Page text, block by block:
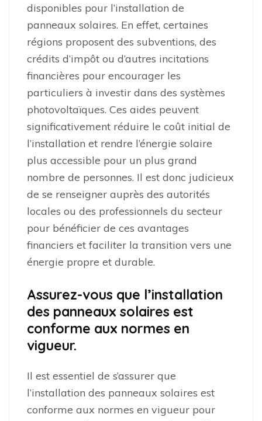
disponibles pour l’installation de
panneaux solaires. En effet, certaines
régions proposent des subventions, des
crédits d’impôt ou d’autres incitations
financières pour encourager les
particuliers à investir dans des systèmes
photovoltaïques. Ces aides peuvent
significativement réduire le coût initial de
l’installation et rendre l’énergie solaire
plus accessible pour un plus grand
nombre de personnes. Il est donc judicieux
de se renseigner auprès des autorités
locales ou des professionnels du secteur
pour bénéficier de ces avantages
financiers et faciliter la transition vers une
énergie propre et durable.
Assurez-vous que l’installation
des panneaux solaires est
conforme aux normes en
vigueur.
Il est essentiel de s’assurer que
l’installation des panneaux solaires est
conforme aux normes en vigueur pour